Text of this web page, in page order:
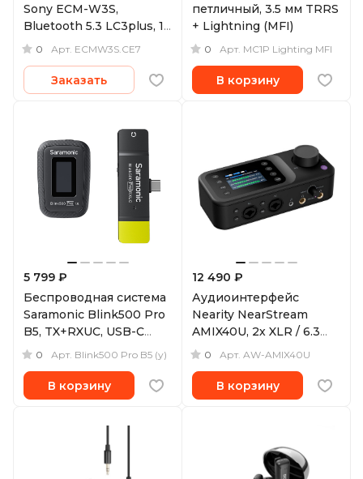
Sony ECM-W3S,
Bluetooth 5.3 LC3plus, 1
микрофон, MI Shoe, 3.5
0 Арт. ECMW3S.CE7
Заказать
петличный, 3.5 мм TRRS
+ Lightning (MFI)
0 Арт. MC1P Lighting MFI
В корзину
5 799 ₽
Беспроводная система
Saramonic Blink500 Pro
B5, TX+RXUC, USB-C
(уцененный)
0 Арт. Blink500 Pro B5 (у)
В корзину
12 490 ₽
Аудиоинтерфейс
Nearity NearStream
AMIX40U, 2х XLR / 6.3
мм входа + 1х 3.5 мм Aux
0 Арт. AW-AMIX40U
В корзину